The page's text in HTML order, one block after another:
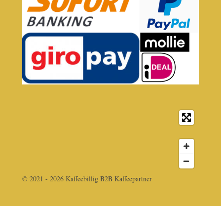
© 2021 - 2026 Kaffeebillig B2B Kaffeepartner